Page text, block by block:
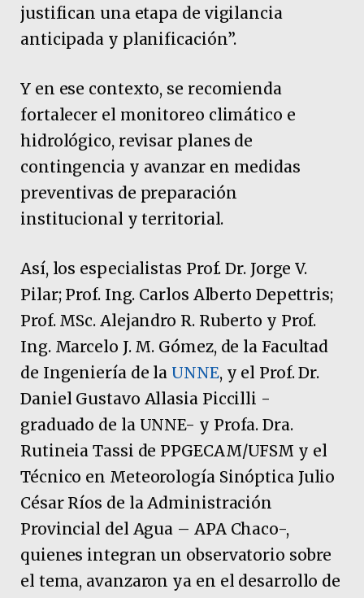
justifican una etapa de vigilancia
anticipada y planificación”.
Y en ese contexto, se recomienda
fortalecer el monitoreo climático e
hidrológico, revisar planes de
contingencia y avanzar en medidas
preventivas de preparación
institucional y territorial.
Así, los especialistas Prof. Dr. Jorge V.
Pilar; Prof. Ing. Carlos Alberto Depettris;
Prof. MSc. Alejandro R. Ruberto y Prof.
Ing. Marcelo J. M. Gómez, de la Facultad
de Ingeniería de la UNNE, y el Prof. Dr.
Daniel Gustavo Allasia Piccilli -
graduado de la UNNE- y Profa. Dra.
Rutineia Tassi de PPGECAM/UFSM y el
Técnico en Meteorología Sinóptica Julio
César Ríos de la Administración
Provincial del Agua – APA Chaco-,
quienes integran un observatorio sobre
el tema, avanzaron ya en el desarrollo de